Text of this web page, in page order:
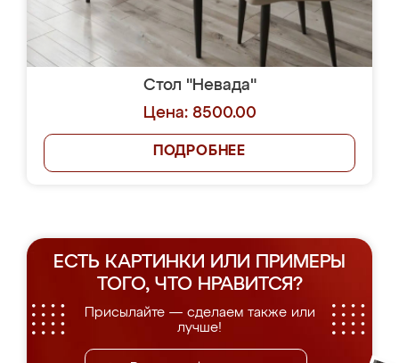
Стол "Невада"
Цена: 8500.00
ПОДРОБНЕЕ
ЕСТЬ КАРТИНКИ ИЛИ ПРИМЕРЫ
ТОГО, ЧТО НРАВИТСЯ?
Присылайте — сделаем также или
лучше!